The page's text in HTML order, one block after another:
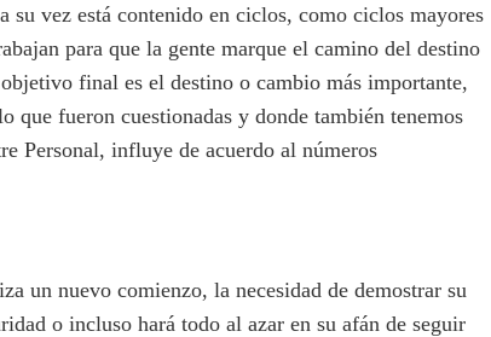
su vez está contenido en ciclos, como ciclos mayores
para que la gente marque el camino del destino
final es el destino o cambio más importante,
fueron cuestionadas y donde también tenemos
Personal, influye de acuerdo al números
un nuevo comienzo, la necesidad de demostrar su
o incluso hará todo al azar en su afán de seguir